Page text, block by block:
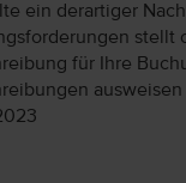
ein derartiger
stellt
für Ihre